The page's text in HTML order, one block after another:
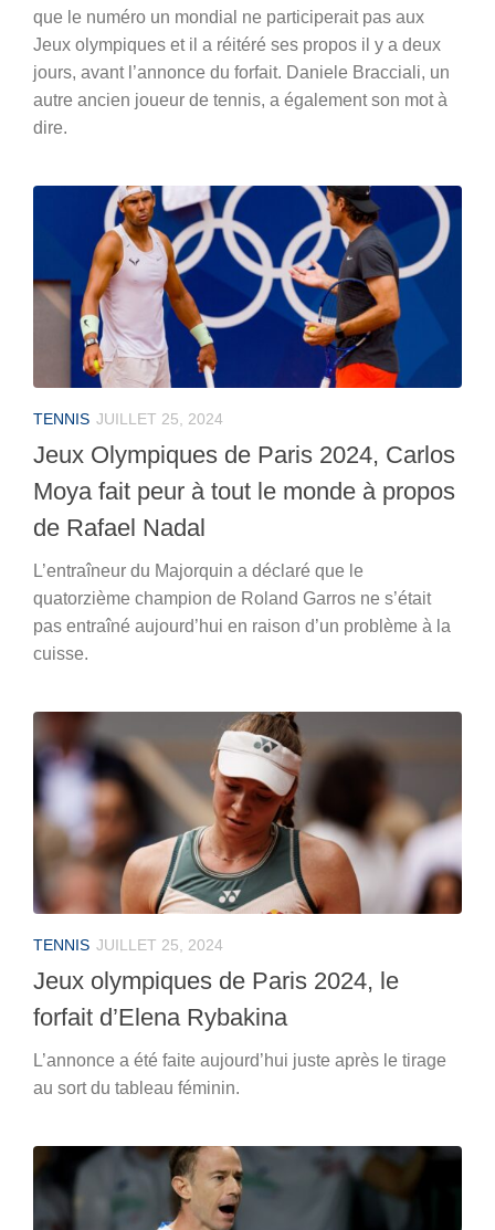
que le numéro un mondial ne participerait pas aux
Jeux olympiques et il a réitéré ses propos il y a deux
jours, avant l’annonce du forfait. Daniele Bracciali, un
autre ancien joueur de tennis, a également son mot à
dire.
TENNIS JUILLET 25, 2024
Jeux Olympiques de Paris 2024, Carlos
Moya fait peur à tout le monde à propos
de Rafael Nadal
L’entraîneur du Majorquin a déclaré que le
quatorzième champion de Roland Garros ne s’était
pas entraîné aujourd’hui en raison d’un problème à la
cuisse.
TENNIS JUILLET 25, 2024
Jeux olympiques de Paris 2024, le
forfait d’Elena Rybakina
L’annonce a été faite aujourd’hui juste après le tirage
au sort du tableau féminin.